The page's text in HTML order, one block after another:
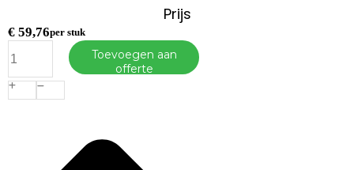
Prijs
€ 59,76per stuk
Donau
H=180cm
x
L=600cm
Toevoegen aan
offerte